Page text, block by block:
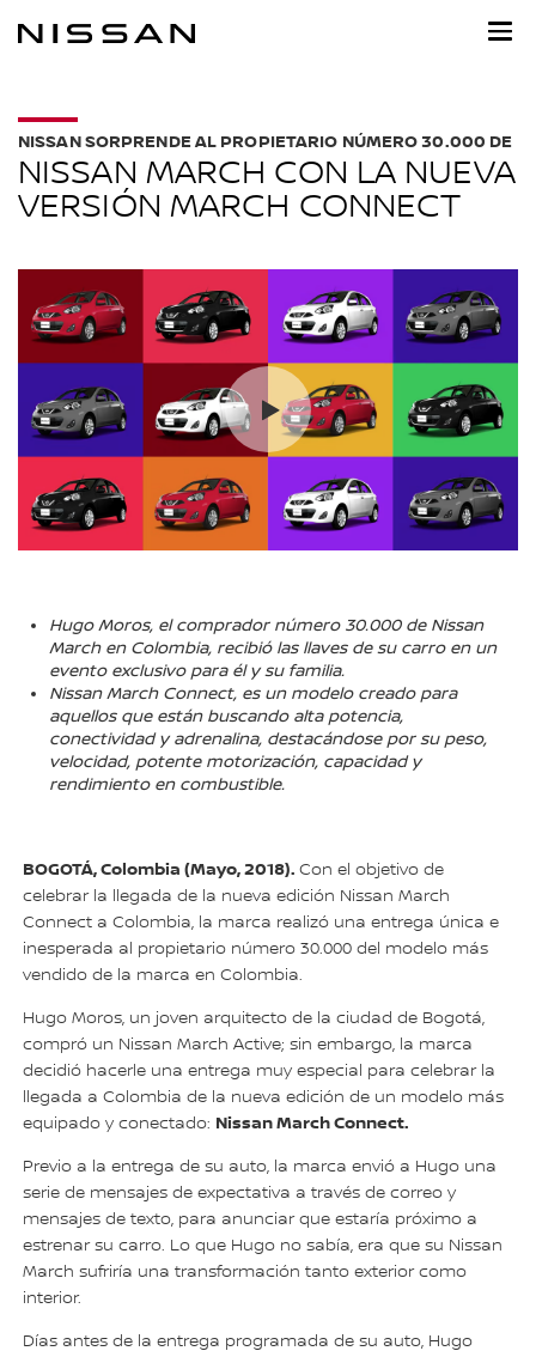
NISSAN MARCH CON LA NUEVA
VERSIÓN MARCH CONNECT
NISSAN SORPRENDE AL PROPIETARIO NÚMERO 30.000 DE
Hugo Moros, el comprador número 30.000 de Nissan
March en Colombia, recibió las llaves de su carro en un
evento exclusivo para él y su familia.
Nissan March Connect, es un modelo creado para
aquellos que están buscando alta potencia,
conectividad y adrenalina, destacándose por su peso,
velocidad, potente motorización, capacidad y
rendimiento en combustible.
BOGOTÁ, Colombia (Mayo, 2018).Con el objetivo de
celebrar la llegada de la nueva edición Nissan March
Connect a Colombia, la marca realizó una entrega única e
inesperada al propietario número 30.000 del modelo más
vendido de la marca en Colombia.
Hugo Moros, un joven arquitecto de la ciudad de Bogotá,
compró un Nissan March Active; sin embargo, la marca
decidió hacerle una entrega muy especial para celebrar la
llegada a Colombia de la nueva edición de un modelo más
equipado y conectado: Nissan March Connect.
Previo a la entrega de su auto, la marca envió a Hugo una
serie de mensajes de expectativa a través de correo y
mensajes de texto, para anunciar que estaría próximo a
estrenar su carro. Lo que Hugo no sabía, era que su Nissan
March sufriría una transformación tanto exterior como
interior.
Días antes de la entrega programada de su auto, Hugo